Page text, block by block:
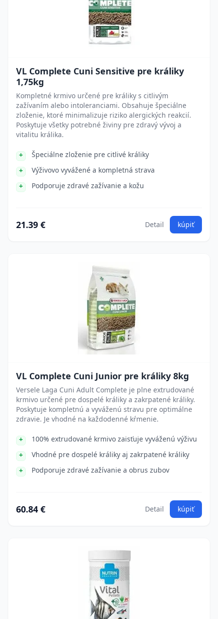
VL Complete Cuni Sensitive pre králiky
1,75kg
Kompletné krmivo určené pre králiky s citlivým
zažívaním alebo intoleranciami. Obsahuje špeciálne
zloženie, ktoré minimalizuje riziko alergických reakcií.
Poskytuje všetky potrebné živiny pre zdravý vývoj a
vitalitu králika.
Špeciálne zloženie pre citlivé králiky
Výživovo vyvážené a kompletná strava
Podporuje zdravé zažívanie a kožu
21.39 € Detail kúpiť
VL Complete Cuni Junior pre králiky 8kg
Versele Laga Cuni Adult Complete je plne extrudované
krmivo určené pre dospelé králiky a zakrpatené králiky.
Poskytuje kompletnú a vyváženú stravu pre optimálne
zdravie. Je vhodné na každodenné kŕmenie.
100% extrudované krmivo zaisťuje vyváženú výživu
Vhodné pre dospelé králiky aj zakrpatené králiky
Podporuje zdravé zažívanie a obrus zubov
60.84 € Detail kúpiť